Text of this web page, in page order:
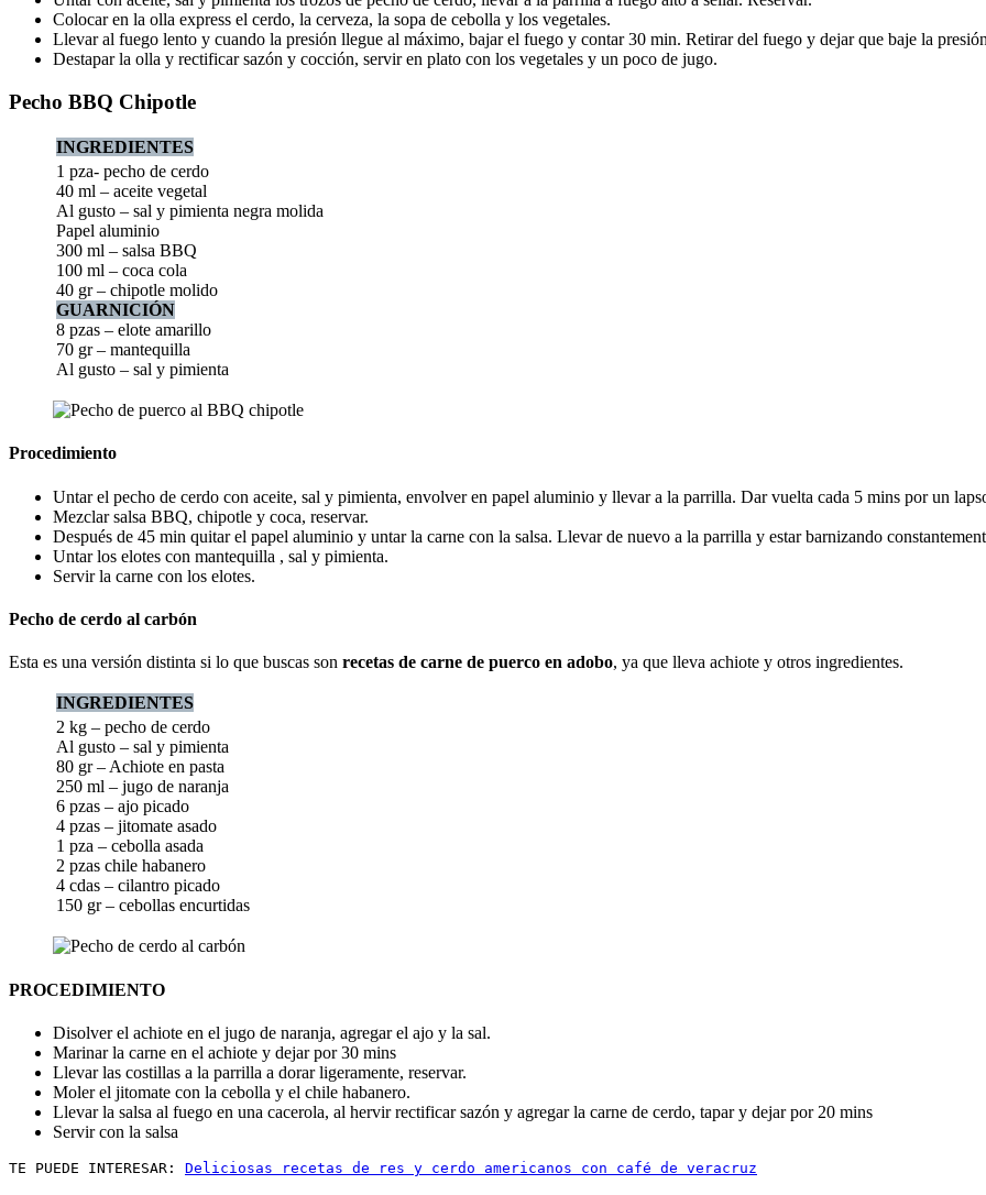
Colocar en la olla express el cerdo, la cerveza, la sopa de cebolla y los vegetales.
Llevar al fuego lento y cuando la presión llegue al máximo, bajar el fuego y contar 30 min. Retirar del fuego y dejar que baje la
Destapar la olla y rectificar sazón y cocción, servir en plato con los vegetales y un poco de jugo.
Pecho BBQ Chipotle
INGREDIENTES
1 pza- pecho de cerdo
40 ml – aceite vegetal
Al gusto – sal y pimienta negra molida
Papel aluminio
300 ml – salsa BBQ
100 ml – coca cola
40 gr – chipotle molido
GUARNICIÓN
8 pzas – elote amarillo
70 gr – mantequilla
Al gusto – sal y pimienta
Procedimiento
Untar el pecho de cerdo con aceite, sal y pimienta, envolver en papel aluminio y llevar a la parrilla. Dar vuelta cada 5 mins por un
Mezclar salsa BBQ, chipotle y coca, reservar.
Después de 45 min quitar el papel aluminio y untar la carne con la salsa. Llevar de nuevo a la parrilla y estar barnizando
Untar los elotes con mantequilla , sal y pimienta.
Servir la carne con los elotes.
Pecho de cerdo al carbón
Esta es una versión distinta si lo que buscas son recetas de carne de puerco en adobo, ya que lleva achiote y otros ingredientes.
INGREDIENTES
2 kg – pecho de cerdo
Al gusto – sal y pimienta
80 gr – Achiote en pasta
250 ml – jugo de naranja
6 pzas – ajo picado
4 pzas – jitomate asado
1 pza – cebolla asada
2 pzas chile habanero
4 cdas – cilantro picado
150 gr – cebollas encurtidas
PROCEDIMIENTO
Disolver el achiote en el jugo de naranja, agregar el ajo y la sal.
Marinar la carne en el achiote y dejar por 30 mins
Llevar las costillas a la parrilla a dorar ligeramente, reservar.
Moler el jitomate con la cebolla y el chile habanero.
Llevar la salsa al fuego en una cacerola, al hervir rectificar sazón y agregar la carne de cerdo, tapar y dejar por 20 mins
Servir con la salsa
TE PUEDE INTERESAR: Deliciosas recetas de res y cerdo americanos con café de veracruz